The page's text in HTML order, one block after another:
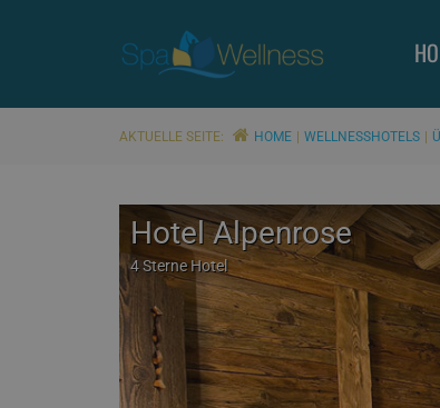
AKTUELLE SEITE: HOME WELLNESSHOTELS
Hotel Alpenrose
4 Sterne Hotel